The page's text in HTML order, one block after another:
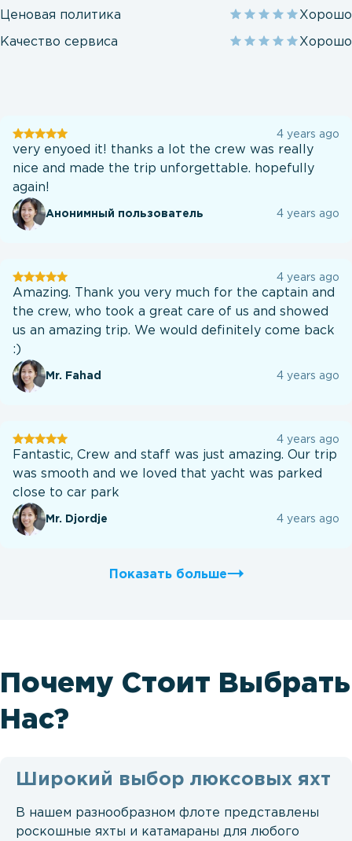
Ценовая политика Хорошо
Качество сервиса Хорошо
Отзывы
клиентов
4 years ago
very enyoed it! thanks a lot the crew was really
nice and made the trip unforgettable. hopefully
again!
Анонимный пользователь 4 years ago
Отзывы
клиентов
4 years ago
Amazing. Thank you very much for the captain and
the crew, who took a great care of us and showed
us an amazing trip. We would definitely come back
:)
Mr. Fahad 4 years ago
Отзывы
клиентов
4 years ago
Fantastic, Crew and staff was just amazing. Our trip
was smooth and we loved that yacht was parked
close to car park
Mr. Djordje 4 years ago
Показать больше
Почему Стоит Выбрать
Нас?
Широкий выбор люксовых яхт
В нашем разнообразном флоте представлены
роскошные яхты и катамараны для любого